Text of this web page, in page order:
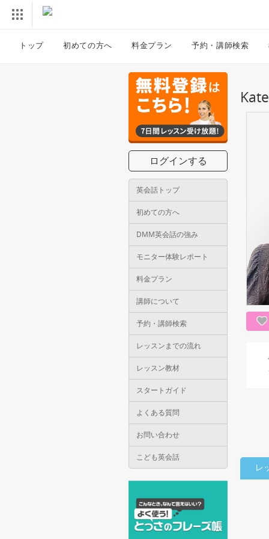
トップ 初めての方へ 料金プラン 予約・講師検索
ログインする
英会話トップ
初めての方へ
DMM英会話の強み
モニター体験レポート
料金プラン
講師について
予約・講師検索
レッスンまでの流れ
レッスン教材
スタートガイド
よくある質問
お問い合わせ
こども英会話
レ